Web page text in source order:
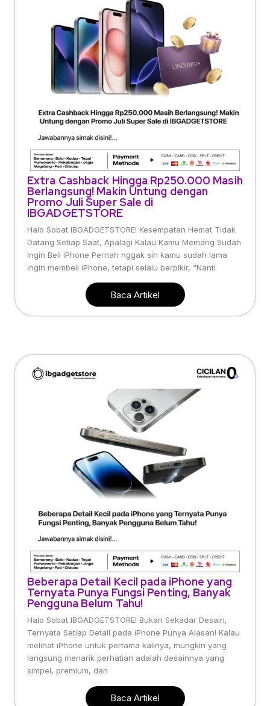
Extra Cashback Hingga Rp250.000 Masih
Berlangsung! Makin Untung dengan
Promo Juli Super Sale di
IBGADGETSTORE
Halo Sobat IBGADGETSTORE! Kesempatan Hemat Tidak
Datang Setiap Saat, Apalagi Kalau Kamu Memang Sudah
Ingin Beli iPhone Pernah nggak sih kamu sudah lama
ingin membeli iPhone, tetapi selalu berpikir, “Nanti
Baca Artikel
Beberapa Detail Kecil pada iPhone yang
Ternyata Punya Fungsi Penting, Banyak
Pengguna Belum Tahu!
Halo Sobat IBGADGETSTORE! Bukan Sekadar Desain,
Ternyata Setiap Detail pada iPhone Punya Alasan! Kalau
melihat iPhone untuk pertama kalinya, mungkin yang
langsung menarik perhatian adalah desainnya yang
simpel, premium, dan
Baca Artikel